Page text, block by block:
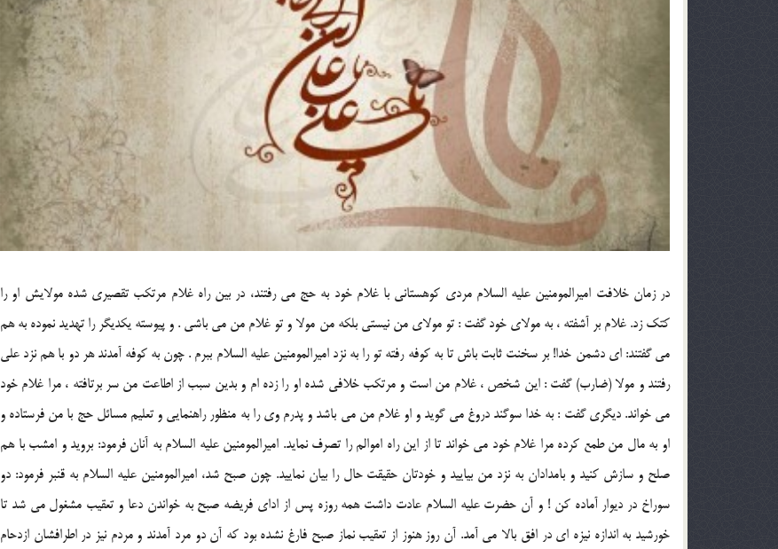
در زمان خلافت اميرالمومنين عليه السلام مردي كوهستاني با غلام خود به حج مي رفتند، در بين راه غلام مرتكب تقصيري شده مولايش او را
كتك زد. غلام بر آشفته ، به مولاي خود گفت : تو مولاي من نيستي بلكه من مولا و تو غلام من مي باشي . و پيوسته يكديگر را تهديد نموده به هم
مي گفتند: اي دشمن خدا! بر سخنت ثابت باش تا به كوفه رفته تو را به نزد اميرالمومنين عليه السلام ببرم . چون به كوفه آمدند هر دو با هم نزد علي
رفتند و مولا (ضارب) گفت : اين شخص ، غلام من است و مرتكب خلافي شده او را زده ام و بدين سبب از اطاعت من سر برتافته ، مرا غلام خود
مي خواند. ديگري گفت : به خدا سوگند دروغ مي گويد و او غلام من مي باشد و پدرم وي را به منظور راهنمايي و تعليم مسائل حج با من فرستاده و
او به مال من طمع كرده مرا غلام خود مي خواند تا از اين راه اموالم را تصرف نمايد. اميرالمومنين عليه السلام به آنان فرمود: برويد و امشب با هم
صلح و سازش كنيد و بامدادان به نزد من بياييد و خودتان حقيقت حال را بيان نماييد. چون صبح شد، اميرالمومنين عليه السلام به قنبر فرمود: دو
سوراخ در ديوار آماده كن ! و آن حضرت عليه السلام عادت داشت همه روزه پس از اداي فريضه صبح به خواندن دعا و تعقيب مشغول مي شد تا
خورشيد به اندازه نيزه اي در افق بالا مي آمد. آن روز هنوز از تعقيب نماز صبح فارغ نشده بود كه آن دو مرد آمدند و مردم نيز در اطرافشان ازدحام